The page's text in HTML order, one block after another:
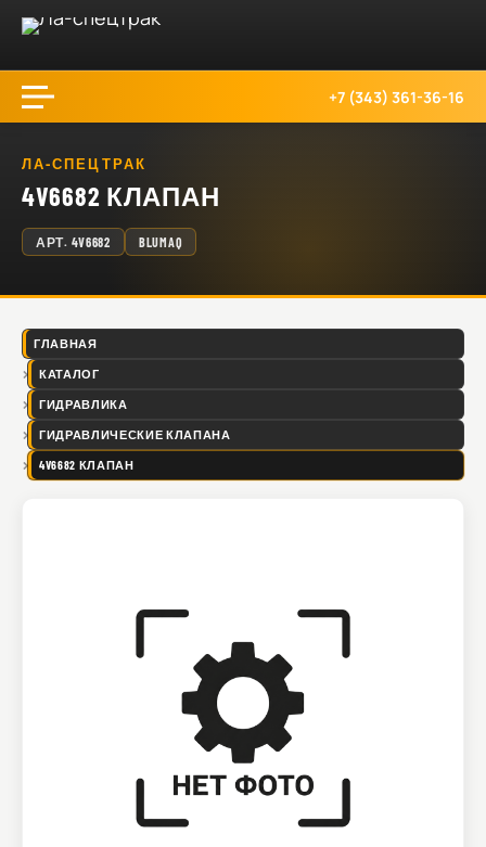
+7 (343) 361-36-16
ЛА-СПЕЦТРАК
4V6682 КЛАПАН
АРТ. 4V6682 BLUMAQ
ГЛАВНАЯ
КАТАЛОГ
ГИДРАВЛИКА
ГИДРАВЛИЧЕСКИЕ КЛАПАНА
4V6682 КЛАПАН